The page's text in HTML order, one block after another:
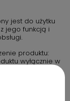
jest do użytku
jego funkcją i
produktu:
wyłącznie w